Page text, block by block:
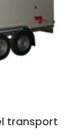
transport